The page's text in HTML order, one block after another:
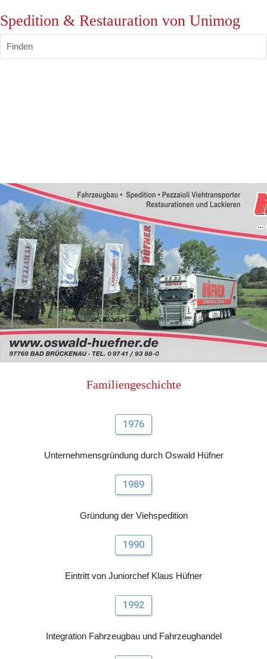
Spedition & Restauration von Unimog
Finden
Familiengeschichte
1976
Unternehmensgründung durch Oswald Hüfner
1989
Gründung der Viehspedition
1990
Eintritt von Juniorchef Klaus Hüfner
1992
Integration Fahrzeugbau und Fahrzeughandel